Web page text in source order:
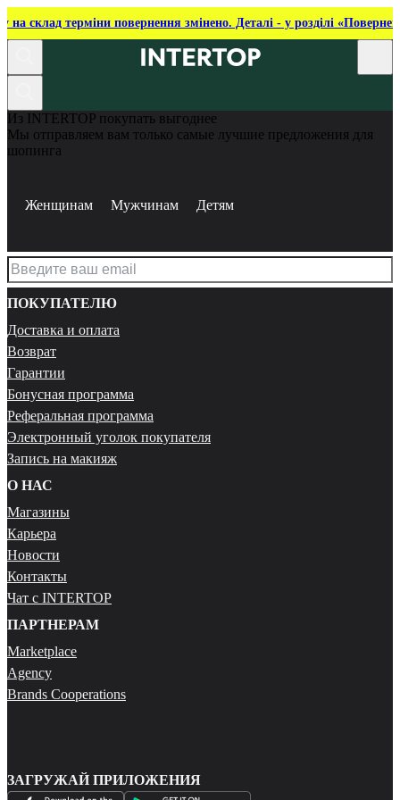
на склад терміни повернення змінено. Деталі - у розділі
Из INTERTOP покупать выгоднее
Мы отправляем вам только самые лучшие предложения для
шопинга
Женщинам Мужчинам Детям
ПОКУПАТЕЛЮ
Доставка и оплата
Возврат
Гарантии
Бонусная программа
Реферальная программа
Электронный уголок покупателя
Запись на макияж
О НАС
Магазины
Карьера
Новости
Контакты
Чат с INTERTOP
ПАРТНЕРАМ
Marketplace
Agency
Brands Cooperations
ЗАГРУЖАЙ ПРИЛОЖЕНИЯ